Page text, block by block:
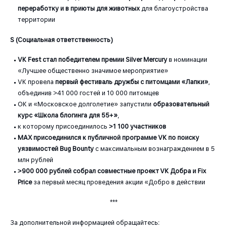
переработку и в приюты для животных для благоустройства
территории
S (Социальная ответственность)
VK Fest стал победителем премии Silver Mercury в номинации
«Лучшее общественно значимое мероприятие»
VK провелапервый фестиваль дружбы с питомцами «Лапки»,
объединив >41 000 гостей и 10 000 питомцев
ОК и «Московское долголетие» запустилиобразовательный
курс «Школа блогинга для 55+»,
к которому присоединилось>1 100 участников
MAX присоединился к публичной программе VK по поиску
уязвимостей Bug Bounty с максимальным вознаграждением в 5
млн рублей
>900 000 рублей собрал совместные проект VK Добра и Fix
Price за первый месяц проведения акции «Добро в действии
***
За дополнительной информацией обращайтесь: